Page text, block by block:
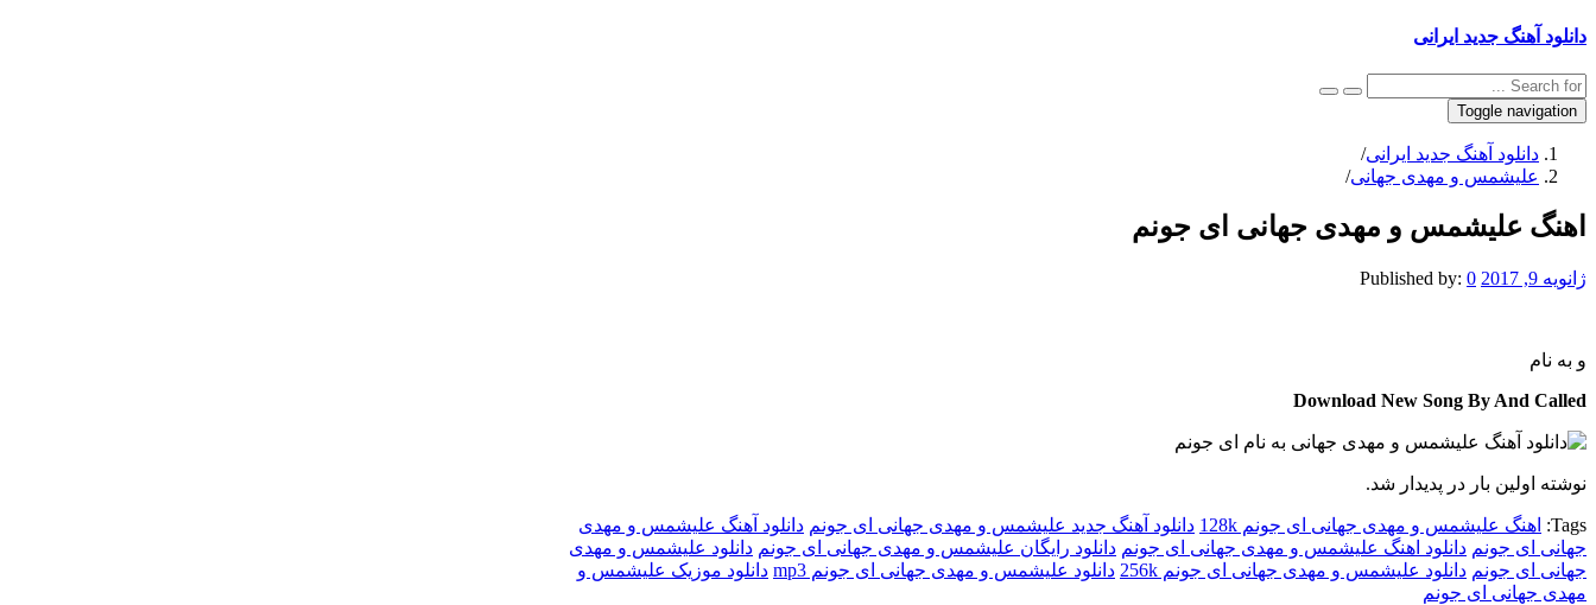
دانلود آهنگ جدید ایرانی
Toggle navigation
دانلود آهنگ جدید ایرانی/
علیشمس و مهدی جهانی/
اهنگ علیشمس و مهدی جهانی ای جونم
ژانویه 9, 2017 Published by: 0
و به نام
Download New Song By And Called
نوشته اولین بار در پدیدار شد.
Tags: اهنگ علیشمس و مهدی جهانی ای جونم 128k دانلود آهنگ جدید علیشمس و مهدی جهانی ای جونم دانلود آهنگ علیشمس و مهدی
جهانی ای جونم دانلود اهنگ علیشمس و مهدی جهانی ای جونم دانلود رایگان علیشمس و مهدی جهانی ای جونم دانلود علیشمس و مهدی
جهانی ای جونم دانلود علیشمس و مهدی جهانی ای جونم 256k دانلود علیشمس و مهدی جهانی ای جونم mp3
دانلود موزیک علیشمس و
مهدی جهانی ای جونم